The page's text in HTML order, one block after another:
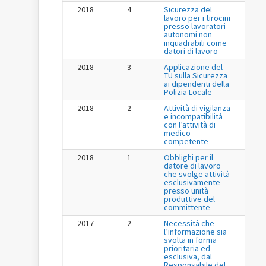
2018
4 Sicurezza del
lavoro per i tirocini
presso lavoratori
autonomi non
inquadrabili come
datori di lavoro
2018
3 Applicazione del
TU sulla Sicurezza
ai dipendenti della
Polizia Locale
2018
2 Attività di vigilanza
e incompatibilità
con l’attività di
medico
competente
2018
1 Obblighi per il
datore di lavoro
che svolge attività
esclusivamente
presso unità
produttive del
committente
2017
2 Necessità che
l’informazione sia
svolta in forma
prioritaria ed
esclusiva, dal